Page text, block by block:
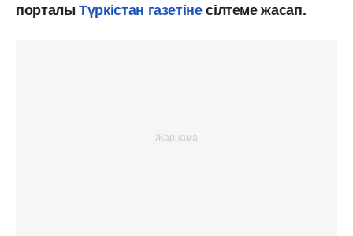
порталыТүркістан газетінесілтеме жасап.